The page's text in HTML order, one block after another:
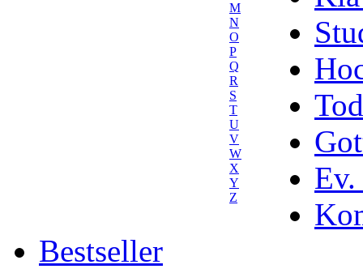
M
N
O
P
Q
R
S
T
U
V
W
X
Y
Z
Ev.
Bestseller